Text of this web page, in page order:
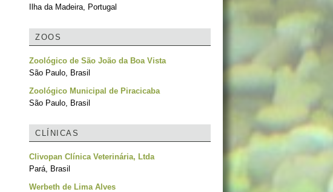
Ilha da Madeira, Portugal
ZOOS
Zoológico de São João da Boa Vista
São Paulo, Brasil
Zoológico Municipal de Piracicaba
São Paulo, Brasil
CLÍNICAS
Clivopan Clínica Veterinária, Ltda
Pará, Brasil
Werbeth de Lima Alves